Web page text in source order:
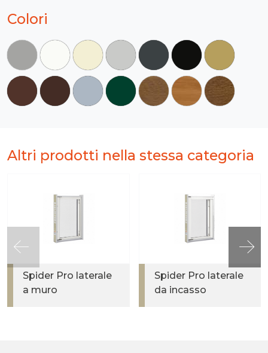
Colori
Altri prodotti nella stessa categoria
Spider Pro laterale
a muro
Spider Pro laterale
da incasso